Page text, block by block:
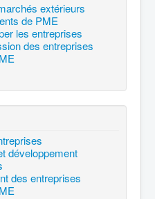
extérieurs
de PME
les entreprises
des entreprises
développement
des entreprises